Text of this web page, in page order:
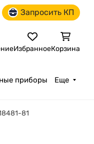
Запросить КП
ИзбранноеКорзина
приборы Еще
81